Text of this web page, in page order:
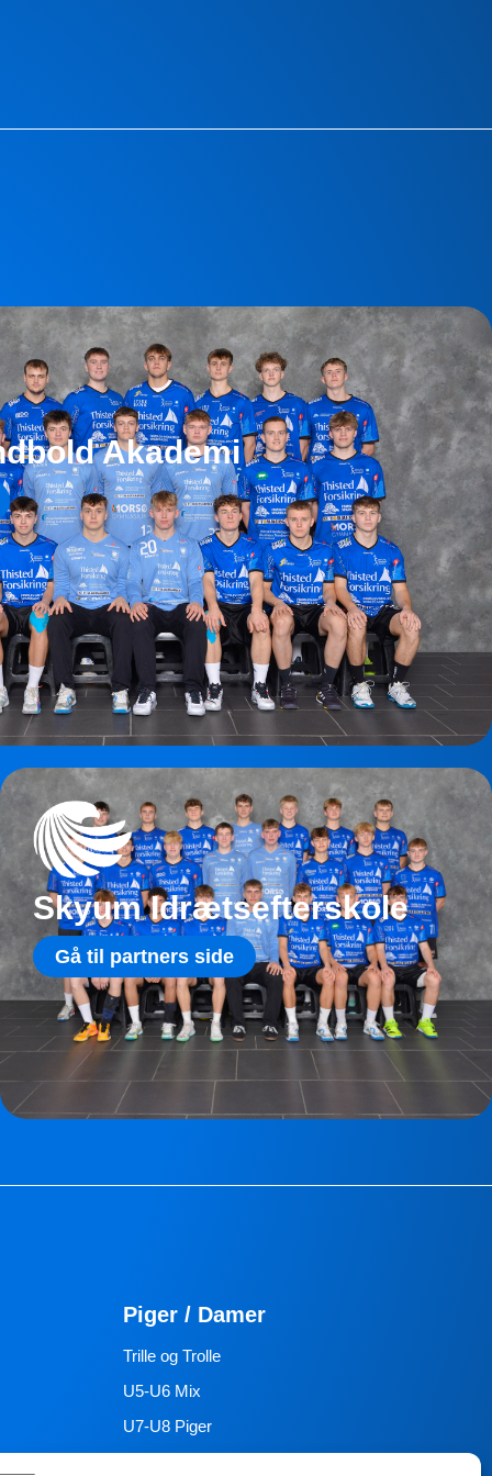
Akademi
Skyum Idrætsefterskole
Gå til partners side
Piger / Damer
Trille og Trolle
U5-U6 Mix
U7-U8 Piger